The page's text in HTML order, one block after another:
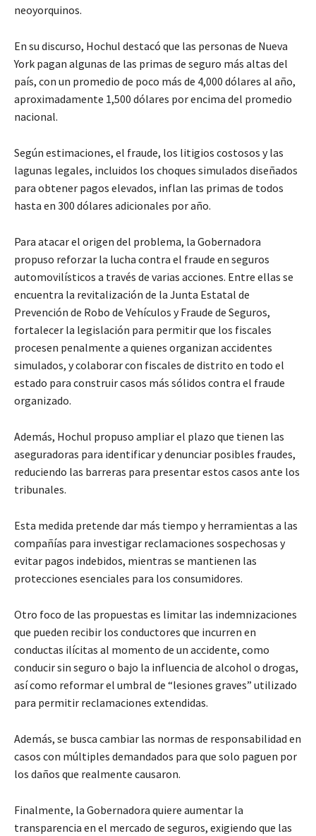
neoyorquinos.
En su discurso, Hochul destacó que las personas de Nueva
York pagan algunas de las primas de seguro más altas del
país, con un promedio de poco más de 4,000 dólares al año,
aproximadamente 1,500 dólares por encima del promedio
nacional.
Según estimaciones, el fraude, los litigios costosos y las
lagunas legales, incluidos los choques simulados diseñados
para obtener pagos elevados, inflan las primas de todos
hasta en 300 dólares adicionales por año.
Para atacar el origen del problema, la Gobernadora
propuso reforzar la lucha contra el fraude en seguros
automovilísticos a través de varias acciones. Entre ellas se
encuentra la revitalización de la Junta Estatal de
Prevención de Robo de Vehículos y Fraude de Seguros,
fortalecer la legislación para permitir que los fiscales
procesen penalmente a quienes organizan accidentes
simulados, y colaborar con fiscales de distrito en todo el
estado para construir casos más sólidos contra el fraude
organizado.
Además, Hochul propuso ampliar el plazo que tienen las
aseguradoras para identificar y denunciar posibles fraudes,
reduciendo las barreras para presentar estos casos ante los
tribunales.
Esta medida pretende dar más tiempo y herramientas a las
compañías para investigar reclamaciones sospechosas y
evitar pagos indebidos, mientras se mantienen las
protecciones esenciales para los consumidores.
Otro foco de las propuestas es limitar las indemnizaciones
que pueden recibir los conductores que incurren en
conductas ilícitas al momento de un accidente, como
conducir sin seguro o bajo la influencia de alcohol o drogas,
así como reformar el umbral de “lesiones graves” utilizado
para permitir reclamaciones extendidas.
Además, se busca cambiar las normas de responsabilidad en
casos con múltiples demandados para que solo paguen por
los daños que realmente causaron.
Finalmente, la Gobernadora quiere aumentar la
transparencia en el mercado de seguros, exigiendo que las